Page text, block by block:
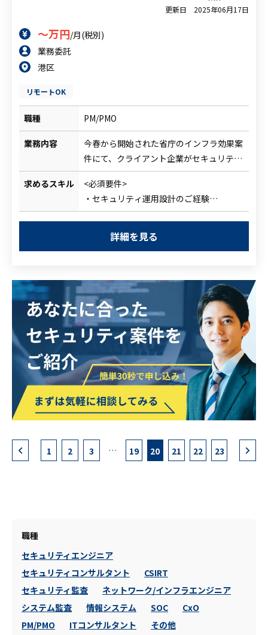
更新日
2025年06月17日
～万円/月(税別)
業務委託
港区
リモートOK
職種 PM/PMO
業務内容
今春から開始された省庁のインフラ効果案
件にて、クライアント企業がセキュリティ
全般の設計やNW、基盤、SOC移管、エン
ドポイントセキュリティ、ガイドライン準
拠支援などの更改対応を推進しておりま
す。
現在基本設計が終わったフェーズであり、
今後の構築フェーズに向けて、セキュリ
なっております。
このプロジェクトにおいてのセキュリティ
運用設計をまずは中心にご担当いただきま
す。
省庁の担当者と対向しつつ、運用ルールや
基準、設計などを進める必要があるため、
全体を把握しながら、他部署を巻き込みつ
つ運用設計を推進していただく予定です。
●想定される業務
・セキュリティ運用設計全般
知識と導入運用のご経験 等
求めるスキル
<必須要件>
・セキュリティ運用設計のご経験
・大規模な環境下でのプロジェクト推進経
・PMのご経験
・Intuneへの理解
・各種ガイドラインへの理解等
詳細を見る
1 2 3 … 19 20 21 22 23
職種
セキュリティエンジニア
セキュリティコンサルタント
CSIRT
セキュリティ監査
ネットワーク/インフラエンジニア
システム監査
情報システム SOC
CxO
PM/PMO
ITコンサルタント その他